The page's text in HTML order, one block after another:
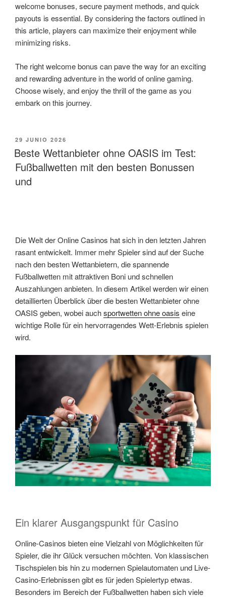
welcome bonuses, secure payment methods, and quick
payouts is essential. By considering the factors outlined in
this article, players can maximize their enjoyment while
minimizing risks.
The right welcome bonus can pave the way for an exciting
and rewarding adventure in the world of online gaming.
Choose wisely, and enjoy the thrill of the game as you
embark on this journey.
PUBLICADO
EL
29 JUNIO 2026
Beste Wettanbieter ohne OASIS im Test:
Fußballwetten mit den besten Bonussen
und
Die Welt der Online Casinos hat sich in den letzten Jahren
rasant entwickelt. Immer mehr Spieler sind auf der Suche
nach den besten Wettanbietern, die spannende
Fußballwetten mit attraktiven Boni und schnellen
Auszahlungen anbieten. In diesem Artikel werden wir einen
detaillierten Überblick über die besten Wettanbieter ohne
OASIS geben, wobei auchsportwetten ohne oasis eine
wichtige Rolle für ein hervorragendes Wett-Erlebnis spielen
wird.
Ein klarer Ausgangspunkt für Casino
Online-Casinos bieten eine Vielzahl von Möglichkeiten für
Spieler, die ihr Glück versuchen möchten. Von klassischen
Tischspielen bis hin zu modernen Spielautomaten und Live-
Casino-Erlebnissen gibt es für jeden Spielertyp etwas.
Besonders im Bereich der Fußballwetten haben sich viele